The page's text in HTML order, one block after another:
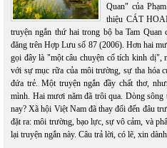
Quan" của
thiệu CÁT
truyện ngắn thứ hai trong bộ ba Tam
đăng trên Hợp Lưu số 87 (2006). Hơn hai
gọi đây là "một câu chuyện cổ tích kinh dị",
với sự mục rữa của môi trường, sự tha hóa
đứa trẻ. Một truyện ngắn đầy chất thơ,
mình. Hai mươi năm đã trôi qua. Dòng sông
nay? Xã hội Việt Nam đã thay đổi đến đâu
đặt ra: môi trường, bạo lực, sự vô cảm, và
lại truyện ngắn này. Câu trả lời, có lẽ, xin